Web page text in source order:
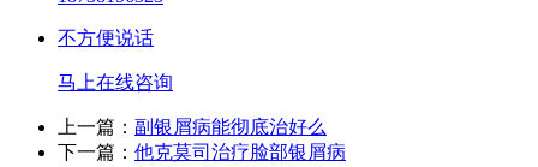
不方便说话
马上在线咨询
上一篇： 副银屑病能彻底治好么
下一篇： 他克莫司治疗脸部银屑病